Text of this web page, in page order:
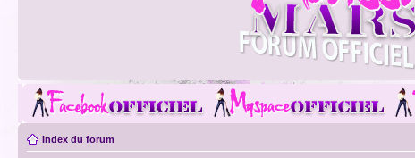
Index du forum